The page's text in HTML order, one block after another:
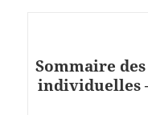
Sommaire
individuelles